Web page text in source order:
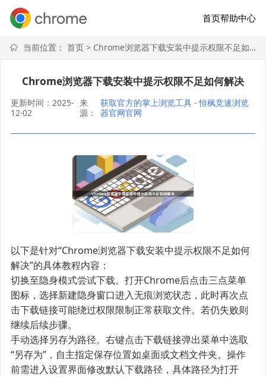
首页帮助中心
当前位置： 首页> Chrome浏览器下载安装中提示权限不足如何解决
Chrome浏览器下载安装中提示权限不足如何解决
更新时间：2025-
12-02
来
源：
获取官方的掌上浏览工具 - 恒枫竞速浏览
器官网官网
以下是针对“Chrome浏览器下载安装中提示权限不足如何
解决”的具体教程内容：
切换至隐身模式尝试下载。打开Chrome后点击三点菜单
图标，选择新建隐身窗口进入无痕浏览状态，此时再次点
击下载链接可能绕过权限限制正常获取文件。若仍失败则
继续后续步骤。
手动选择另存为路径。右键点击下载链接弹出菜单中选取
“另存为”，自主指定保存位置如桌面或文档文件夹。操作
前需进入设置界面修改默认下载路径，具体路径为打开